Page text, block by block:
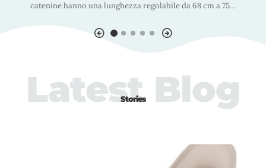
catenine hanno una lunghezza regolabile da 68 cm a 75…
Stories
Latest Blog